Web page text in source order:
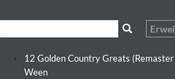
12 Golden Country Greats
Ween